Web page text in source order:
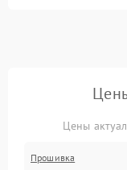
Цены
Прошивка